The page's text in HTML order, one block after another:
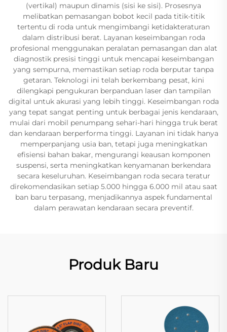
(vertikal) maupun dinamis (sisi ke sisi). Prosesnya
melibatkan pemasangan bobot kecil pada titik-titik
tertentu di roda untuk mengimbangi ketidakteraturan
dalam distribusi berat. Layanan keseimbangan roda
profesional menggunakan peralatan pemasangan dan alat
diagnostik presisi tinggi untuk mencapai keseimbangan
yang sempurna, memastikan setiap roda berputar tanpa
getaran. Teknologi ini telah berkembang pesat, kini
dilengkapi pengukuran berpanduan laser dan tampilan
digital untuk akurasi yang lebih tinggi. Keseimbangan roda
yang tepat sangat penting untuk berbagai jenis kendaraan,
mulai dari mobil penumpang sehari-hari hingga truk berat
dan kendaraan berperforma tinggi. Layanan ini tidak hanya
memperpanjang usia ban, tetapi juga meningkatkan
efisiensi bahan bakar, mengurangi keausan komponen
suspensi, serta meningkatkan kenyamanan berkendara
secara keseluruhan. Keseimbangan roda secara teratur
direkomendasikan setiap 5.000 hingga 6.000 mil atau saat
ban baru terpasang, menjadikannya aspek fundamental
dalam perawatan kendaraan secara preventif.
Produk Baru